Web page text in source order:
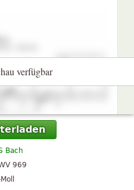
verfügbar
S Bach
969